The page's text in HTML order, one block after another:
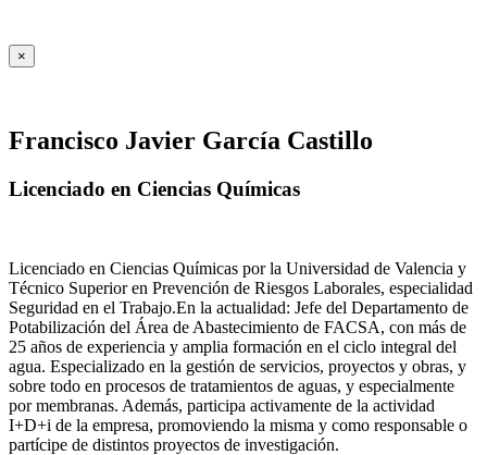
×
Francisco Javier García Castillo
Licenciado en Ciencias Químicas
Licenciado en Ciencias Químicas por la Universidad de Valencia y
Técnico Superior en Prevención de Riesgos Laborales, especialidad
Seguridad en el Trabajo.En la actualidad: Jefe del Departamento de
Potabilización del Área de Abastecimiento de FACSA, con más de
25 años de experiencia y amplia formación en el ciclo integral del
agua. Especializado en la gestión de servicios, proyectos y obras, y
sobre todo en procesos de tratamientos de aguas, y especialmente
por membranas. Además, participa activamente de la actividad
I+D+i de la empresa, promoviendo la misma y como responsable o
partícipe de distintos proyectos de investigación.